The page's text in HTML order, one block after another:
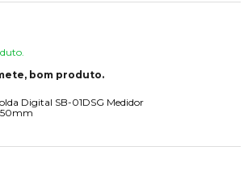
bom produto.
Digital SB-01DSG Medidor